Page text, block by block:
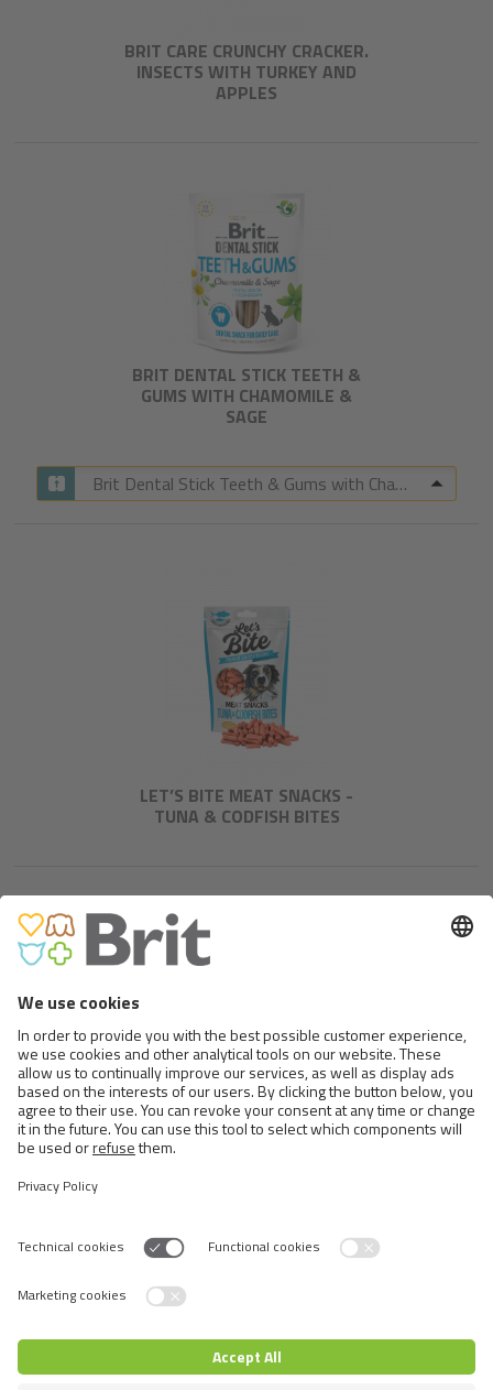
BRIT CARE CRUNCHY CRACKER.
INSECTS WITH TURKEY AND
APPLES
BRIT DENTAL STICK TEETH &
GUMS WITH CHAMOMILE &
SAGE​
Brit Dental Stick Teeth & Gums with Chamomile & Sage
LET’S BITE MEAT SNACKS -
TUNA & CODFISH BITES
LET’S BITE CHEWBONES.
Switch language